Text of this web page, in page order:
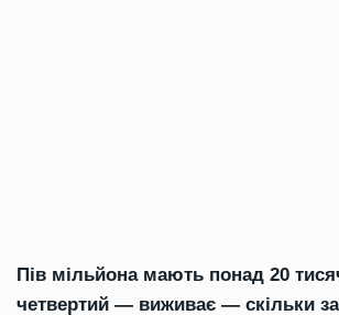
Пів мільйона мають понад 20
четвертий — виживає — скільки